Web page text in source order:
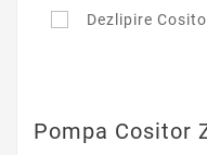
Pompa Cositor